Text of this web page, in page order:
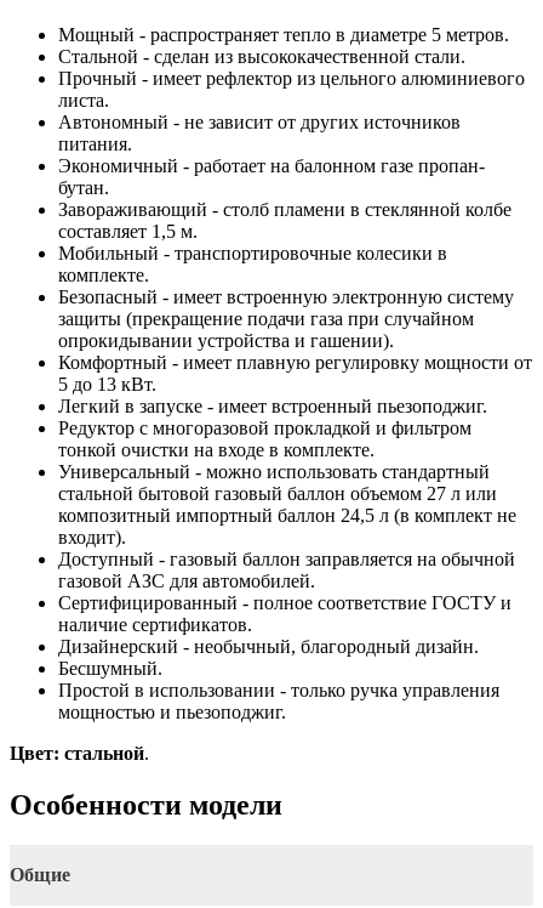
Мощный - распространяет тепло в диаметре 5 метров.
Стальной - сделан из высококачественной стали.
Прочный - имеет рефлектор из цельного алюминиевого
листа.
Автономный - не зависит от других источников
питания.
Экономичный - работает на балонном газе пропан-
бутан.
Завораживающий - столб пламени в стеклянной колбе
составляет 1,5 м.
Мобильный - транспортировочные колесики в
комплекте.
Безопасный - имеет встроенную электронную систему
защиты (прекращение подачи газа при случайном
опрокидывании устройства и гашении).
Комфортный - имеет плавную регулировку мощности от
5 до 13 кВт.
Легкий в запуске - имеет встроенный пьезоподжиг.
Редуктор с многоразовой прокладкой и фильтром
тонкой очистки на входе в комплекте.
Универсальный - можно использовать стандартный
стальной бытовой газовый баллон объемом 27 л или
композитный импортный баллон 24,5 л (в комплект не
входит).
Доступный - газовый баллон заправляется на обычной
газовой АЗС для автомобилей.
Сертифицированный - полное соответствие ГОСТУ и
наличие сертификатов.
Дизайнерский - необычный, благородный дизайн.
Бесшумный.
Простой в использовании - только ручка управления
мощностью и пьезоподжиг.
Цвет: стальной.
Особенности модели
Общие